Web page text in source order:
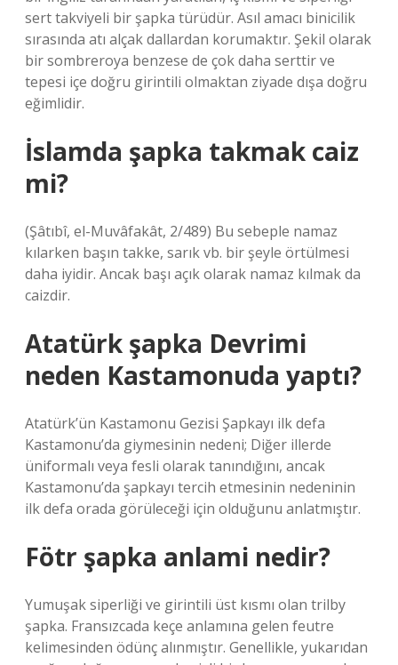
sert takviyeli bir şapka türüdür. Asıl amacı binicilik
sırasında atı alçak dallardan korumaktır. Şekil olarak
bir sombreroya benzese de çok daha serttir ve
tepesi içe doğru girintili olmaktan ziyade dışa doğru
eğimlidir.
İslamda şapka takmak caiz
mi?
(Şâtıbî, el-Muvâfakât, 2/489) Bu sebeple namaz
kılarken başın takke, sarık vb. bir şeyle örtülmesi
daha iyidir. Ancak başı açık olarak namaz kılmak da
caizdir.
Atatürk şapka Devrimi
neden Kastamonuda yaptı?
Atatürk’ün Kastamonu Gezisi Şapkayı ilk defa
Kastamonu’da giymesinin nedeni; Diğer illerde
üniformalı veya fesli olarak tanındığını, ancak
Kastamonu’da şapkayı tercih etmesinin nedeninin
ilk defa orada görüleceği için olduğunu anlatmıştır.
Fötr şapka anlami nedir?
Yumuşak siperliği ve girintili üst kısmı olan trilby
şapka. Fransızcada keçe anlamına gelen feutre
kelimesinden ödünç alınmıştır. Genellikle, yukarıdan